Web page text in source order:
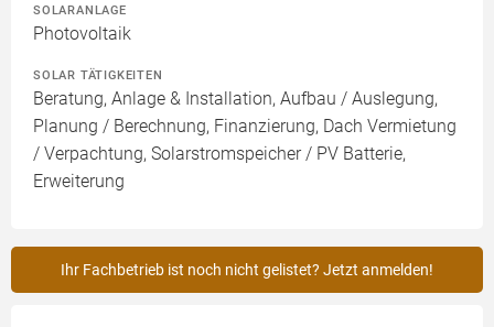
SOLARANLAGE
Photovoltaik
SOLAR TÄTIGKEITEN
Beratung, Anlage & Installation, Aufbau / Auslegung,
Planung / Berechnung, Finanzierung, Dach Vermietung
/ Verpachtung, Solarstromspeicher / PV Batterie,
Erweiterung
Ihr Fachbetrieb ist noch nicht gelistet? Jetzt anmelden!